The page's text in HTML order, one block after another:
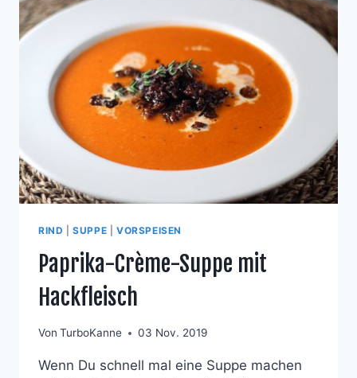
RIND |SUPPE VORSPEISEN
Paprika-Crème-Suppe mit
Hackfleisch
Von TurboKanne 03 Nov. 2019
Wenn Du schnell mal eine Suppe machen